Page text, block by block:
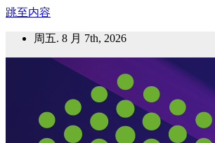
跳至内容
周五. 8 月 7th, 2026